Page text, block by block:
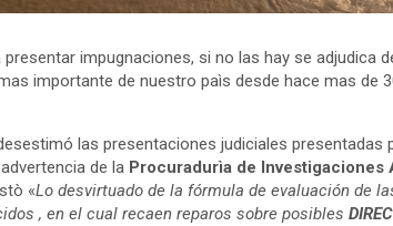
impugnaciones, si no las hay se adjudica
importante de nuestro paìs desde hace mas de
las presentaciones judiciales presentadas
de la Procuradurìa de Investigaciones
«Lo desvirtuado de la fórmula de evaluación de
, en el cual recaen reparos sobre posibles